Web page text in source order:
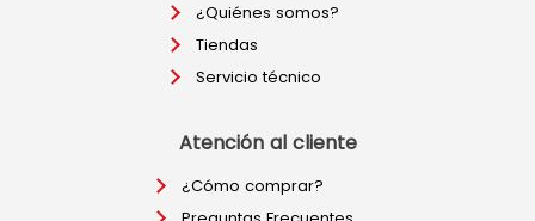
¿Quiénes somos?
Tiendas
Servicio técnico
Atención al cliente
¿Cómo comprar?